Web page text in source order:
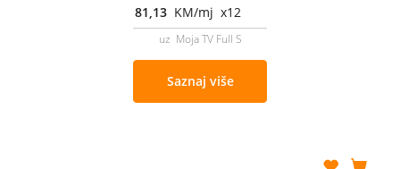
81,13 KM/mj x12
uz Moja TV Full S
Saznaj više